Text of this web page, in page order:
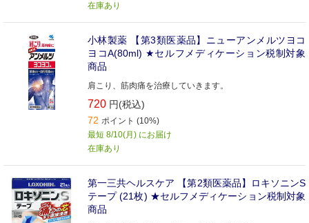
在庫あり
小林製薬 【第3類医薬品】ニューアンメルツヨコ
ヨコA(80ml) ★セルフメディケーション税制対象
商品
肩こり、筋肉痛を治療していきます。
720 円(税込)
72 ポイント (10%)
最短 8/10(月) にお届け
在庫あり
第一三共ヘルスケア 【第2類医薬品】ロキソニンS
テープ (21枚) ★セルフメディケーション税制対象
商品